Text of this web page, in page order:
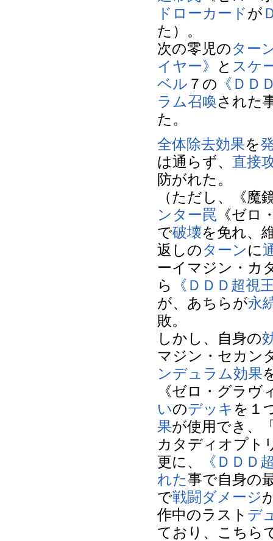
ドローカードが
た）。
次の零児のター
イヤー》
と スケ
ベル ７の 《ＤＤ
ラム召喚された
た。
全体除去効果を
は通らず、 直接
防がれた。
（ただし、《魔
ンター罠 《ゼロ
で破壊を免れ、
返しのターンに
ーイマジン・カ
ら
《ＤＤＤ超視
が、あちらが永
敗。
しかし、自身の
マジン・セカン
ンデュラム効果
《ゼロ・グラ
いのデッキ を１
果が使用でき、
カタディオプト
更に、
《ＤＤＤ
れた事で自身の
で戦闘ダメージ
作中のラスト デ
ており、こちら